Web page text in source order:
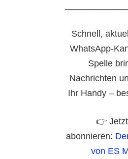
Schnell,
WhatsApp-
Spelle
Nachrichten
Ihr Handy –
👉
abonnieren:
von ES